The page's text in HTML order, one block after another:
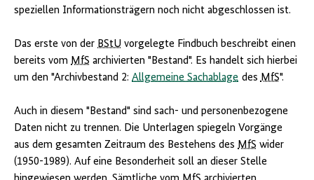
speziellen Informationsträgern noch nicht abgeschlossen ist.
Das erste von der BStU vorgelegte Findbuch beschreibt einen
bereits vom MfS archivierten "Bestand". Es handelt sich hierbei
um den "Archivbestand 2: Allgemeine Sachablage des MfS".
Auch in diesem "Bestand" sind sach- und personenbezogene
Daten nicht zu trennen. Die Unterlagen spiegeln Vorgänge
aus dem gesamten Zeitraum des Bestehens des MfS wider
(1950-1989). Auf eine Besonderheit soll an dieser Stelle